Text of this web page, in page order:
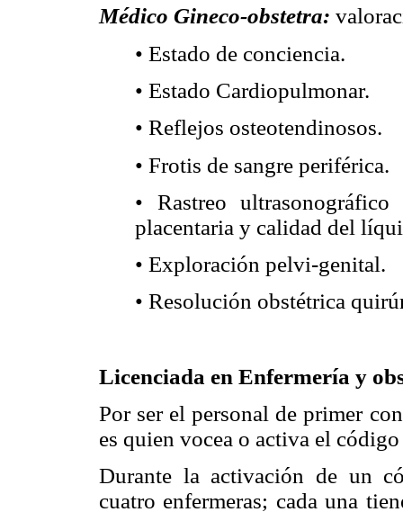
Médico Gineco-obstetra:
• Estado de conciencia.
• Estado Cardiopulmonar.
• Reflejos osteotendinosos.
• Frotis de sangre periférica.
• Rastreo
placentaria y calidad del
• Exploración pelvi-genital.
• Resolución obstétrica
Licenciada en Enfermería y
Por ser el personal de primer
es quien vocea o activa el
Durante la activación de un
cuatro enfermeras; cada una